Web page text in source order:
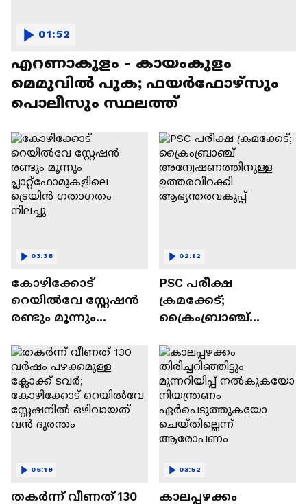
എറണാകുളം - കായംകുളം
മെമുവിൽ പുക; ഫയർഫോഴ്‌സും
പൊലീസും സ്ഥലത്ത്
01:52
കോഴിക്കോട്
റെയിൽവേ സ്റ്റേഷൻ
രണ്ടും മൂന്നും
ട്രെയിൻ ഗതാഗതം
നിലച്ചു
03:38
PSC പരീക്ഷ
ക്രമക്കേട്;
ക്രൈംബ്രാഞ്ച്
ഉത്തരവിറക്കി
ആഭ്യന്തരവകുപ്പ്
02:12
തകർന്ന് വീണത് 130
06:19
കാലപ്പഴക്കം
03:52